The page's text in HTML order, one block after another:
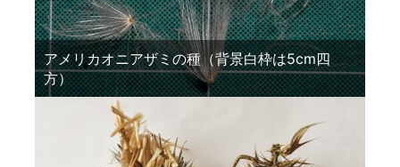
アメリカオニアザミの種（背景白枠は5cm四
方）